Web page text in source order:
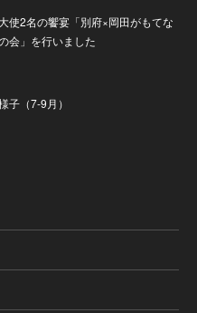
使2名の饗宴「別府×岡田がもてな
会」を行いました
子（7-9月）